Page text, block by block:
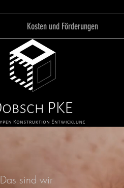
Kosten und Förderungen
Das sind wir